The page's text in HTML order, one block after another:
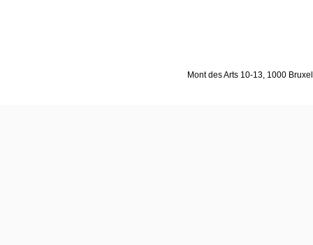
Mont des Arts 10-13, 1000